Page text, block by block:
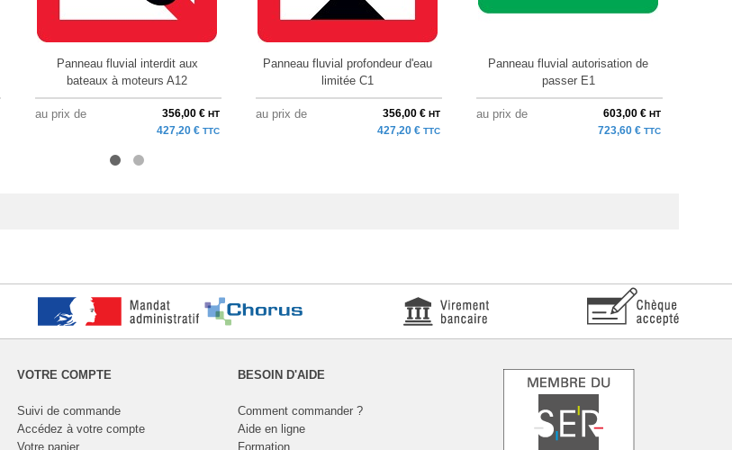
Panneau fluvial interdit aux
bateaux à moteurs A12
au prix de 356,00 € HT
427,20 € TTC
Panneau fluvial profondeur d'eau
limitée C1
au prix de 356,00 € HT
427,20 € TTC
Panneau fluvial autorisation de
passer E1
au prix de 603,00 € HT
723,60 € TTC
VOTRE COMPTE
Suivi de commande
Accédez à votre compte
Votre panier
BESOIN D'AIDE
Comment commander ?
Aide en ligne
Formation